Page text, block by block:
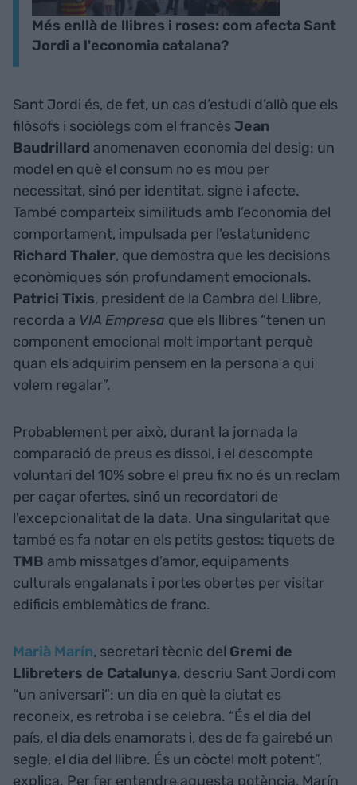
Més enllà de llibres i roses: com afecta Sant
Jordi a l'economia catalana?
Sant Jordi és, de fet, un cas d’estudi d’allò que els
filòsofs i sociòlegs com el francèsJean
Baudrillard anomenaven economia del desig: un
model en què el consum no es mou per
necessitat, sinó per identitat, signe i afecte.
També comparteix similituds amb l’economia del
comportament, impulsada per l’estatunidenc
Richard Thaler, que demostra que les decisions
econòmiques són profundament emocionals.
Patrici Tixis, president de la Cambra del Llibre,
recorda a VIA Empresa que els llibres “tenen un
component emocional molt important perquè
quan els adquirim pensem en la persona a qui
volem regalar”.
Probablement per això, durant la jornada la
comparació de preus es dissol, i el descompte
voluntari del 10% sobre el preu fix no és un reclam
per caçar ofertes, sinó un recordatori de
l'excepcionalitat de la data. Una singularitat que
també es fa notar en els petits gestos: tiquets de
TMB amb missatges d’amor, equipaments
culturals engalanats i portes obertes per visitar
edificis emblemàtics de franc.
Marià Marín, secretari tècnic del Gremi de
Llibreters de Catalunya, descriu Sant Jordi com
“un aniversari”: un dia en què la ciutat es
reconeix, es retroba i se celebra. “És el dia del
país, el dia dels enamorats i, des de fa gairebé un
segle, el dia del llibre. És un còctel molt potent”,
explica. Per fer entendre aquesta potència, Marín